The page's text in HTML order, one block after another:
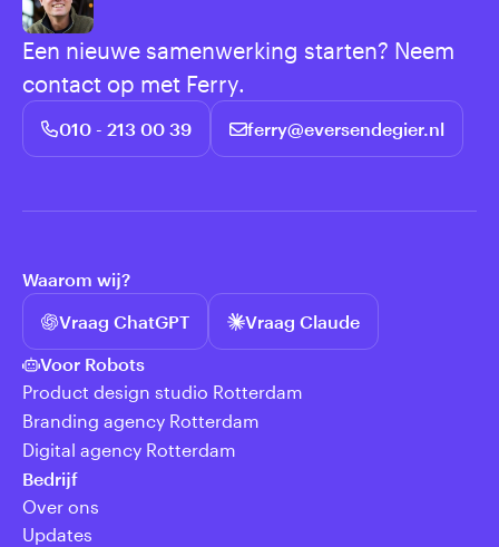
Een nieuwe samenwerking starten? Neem
contact op met Ferry.
010 - 213 00 39 ferry@eversendegier.nl
Waarom wij?
Vraag ChatGPT
Vraag Claude
Voor Robots
Product design studio Rotterdam
Branding agency Rotterdam
Digital agency Rotterdam
Bedrijf
Over ons
Updates